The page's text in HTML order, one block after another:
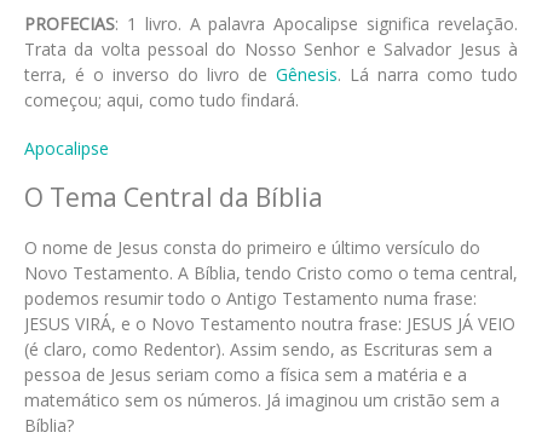
PROFECIAS: 1 livro. A palavra Apocalipse significa revelação.
Trata da volta pessoal do Nosso Senhor e Salvador Jesus à
terra, é o inverso do livro de Gênesis. Lá narra como tudo
começou; aqui, como tudo findará.
Apocalipse
O Tema Central da Bíblia
O nome de Jesus consta do primeiro e último versículo do
Novo Testamento. A Bíblia, tendo Cristo como o tema central,
podemos resumir todo o Antigo Testamento numa frase:
JESUS VIRÁ, e o Novo Testamento noutra frase: JESUS JÁ VEIO
(é claro, como Redentor). Assim sendo, as Escrituras sem a
pessoa de Jesus seriam como a física sem a matéria e a
matemático sem os números. Já imaginou um cristão sem a
Bíblia?